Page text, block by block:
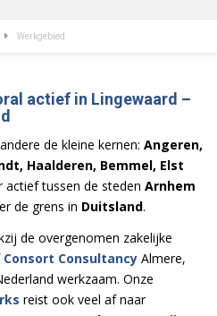
Werkgebied
actief in Lingewaard –
de kleine kernen: Angeren,
Haalderen, Bemmel, Elst
actief tussen de steden Arnhem
de grens in Duitsland.
de overgenomen zakelijke
Consort Consultancy Almere,
werkzaam. Onze
reist ook veel af naar